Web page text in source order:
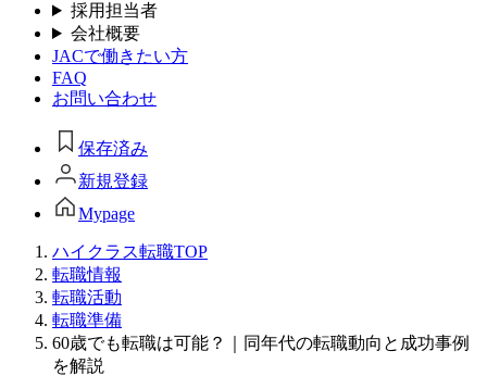
採用担当者
会社概要
JACで働きたい方
FAQ
お問い合わせ
保存済み
新規登録
Mypage
ハイクラス転職TOP
転職情報
転職活動
転職準備
60歳でも転職は可能？｜同年代の転職動向と成功事例
を解説